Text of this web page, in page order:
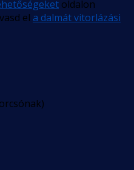
oldalon
el a dalmát vitorlázási